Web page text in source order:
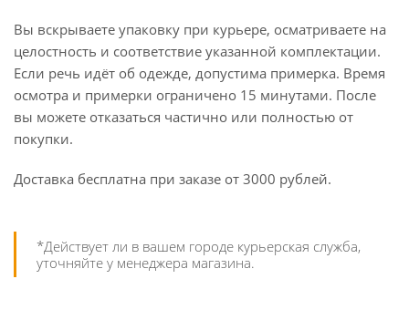
Вы вскрываете упаковку при курьере, осматриваете на
целостность и соответствие указанной комплектации.
Если речь идёт об одежде, допустима примерка. Время
осмотра и примерки ограничено 15 минутами. После
вы можете отказаться частично или полностью от
покупки.
Доставка бесплатна при заказе от 3000 рублей.
*Действует ли в вашем городе курьерская служба,
уточняйте у менеджера магазина.